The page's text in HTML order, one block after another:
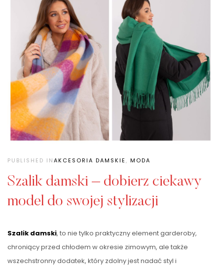
PUBLISHED INAKCESORIA DAMSKIE, MODA
Szalik damski – dobierz ciekawy
model do swojej stylizacji
Szalik damski, to nie tylko praktyczny element garderoby,
chroniący przed chłodem w okresie zimowym, ale także
wszechstronny dodatek, który zdolny jest nadać styl i